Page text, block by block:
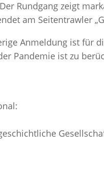
Rundgang zeigt
am Seitentrawler
Anmeldung ist für
Pandemie ist zu